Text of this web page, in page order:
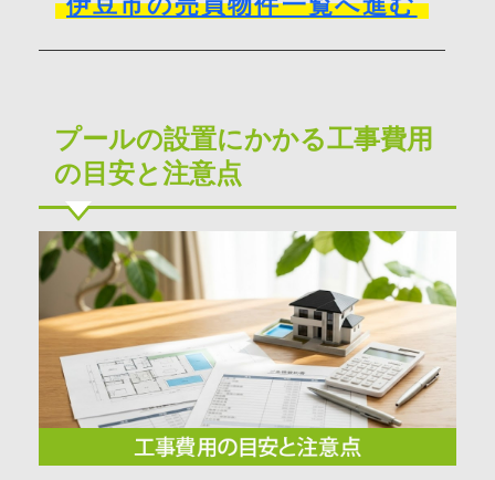
プールの設置にかかる工事費用
の目安と注意点